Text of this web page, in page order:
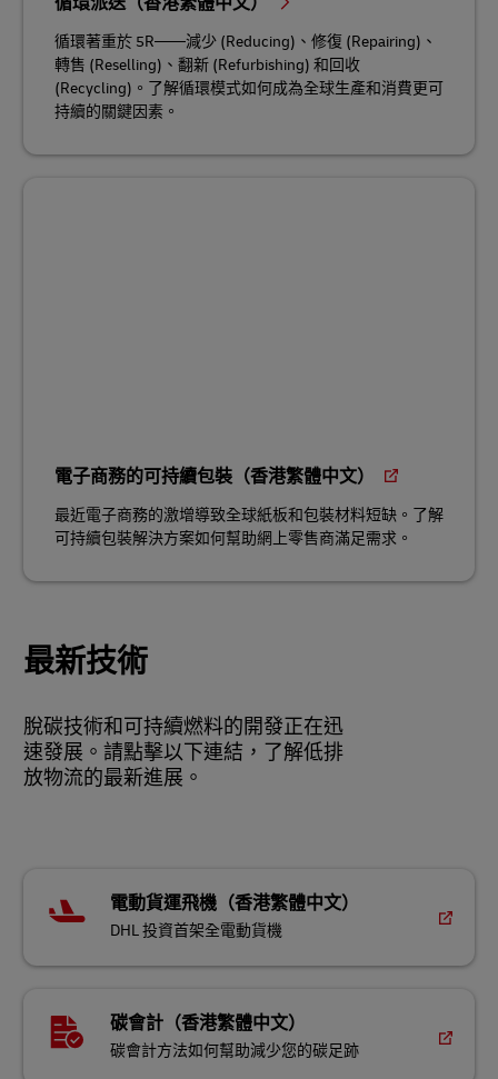
循環著重於 5R——減少 (Reducing)、修復 (Repairing)、
轉售 (Reselling)、翻新 (Refurbishing) 和回收
(Recycling)。了解循環模式如何成為全球生產和消費更可
持續的關鍵因素。
電子商務的可持續包裝（香港繁體中文）
最近電子商務的激增導致全球紙板和包裝材料短缺。了解
可持續包裝解決方案如何幫助網上零售商滿足需求。
最新技術
脫碳技術和可持續燃料的開發正在迅
速發展。請點擊以下連結，了解低排
放物流的最新進展。
電動貨運飛機（香港繁體中文）
DHL 投資首架全電動貨機
碳會計（香港繁體中文）
碳會計方法如何幫助減少您的碳足跡